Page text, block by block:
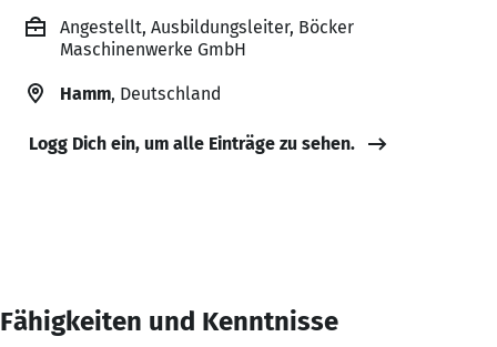
Angestellt, Ausbildungsleiter, Böcker
Maschinenwerke GmbH
Hamm, Deutschland
Logg Dich ein, um alle Einträge zu sehen.
Fähigkeiten und Kenntnisse